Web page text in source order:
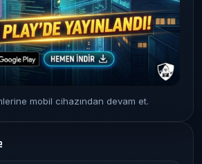
mobil cihazından devam et.